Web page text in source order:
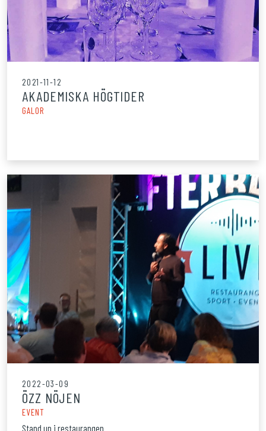
2021-11-12
AKADEMISKA HÖGTIDER
GALOR
2022-03-09
ÖZZ NÖJEN
EVENT
Stand up i restaurangen